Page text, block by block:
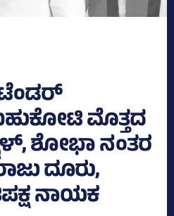
ಮೊತ್ತದ
ಶೋಭಾ ನಂತರ
ದೂರು,
ನಾಯಕ